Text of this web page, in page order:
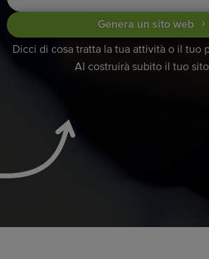
Genera un sito web
Dicci di cosa tratta la tua attività o il tuo
AI costruirà subito il tuo